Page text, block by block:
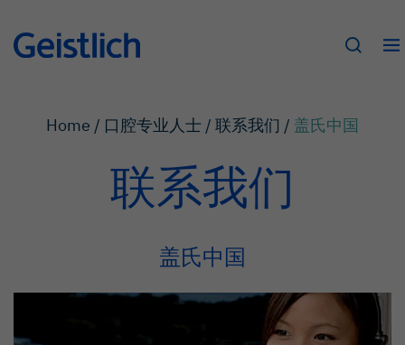
Home / 口腔专业人士 / 联系我们 / 盖氏中国
联系我们
盖氏中国